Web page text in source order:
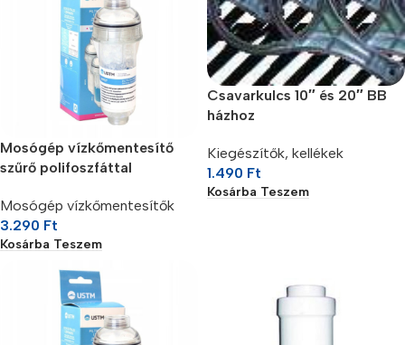
Mosógép vízkőmentesítő
szűrő polifoszfáttal
Mosógép vízkőmentesítők
3.290 Ft
Kosárba Teszem
Csavarkulcs 10″ és 20″ BB
házhoz
Kiegészítők, kellékek
1.490 Ft
Kosárba Teszem